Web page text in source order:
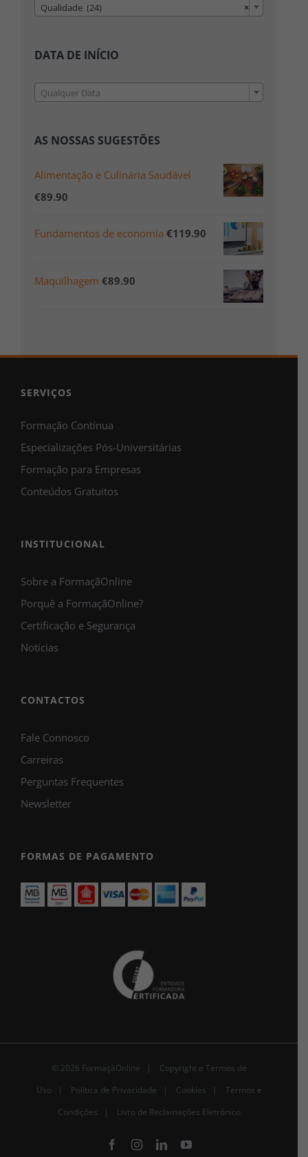
×
Qualidade (24)
DATA DE INÍCIO
Qualquer Data
AS NOSSAS SUGESTÕES
Alimentação e Culinária Saudável
€89.90
Fundamentos de economia €119.90
Maquilhagem €89.90
SERVIÇOS
Formação Contínua
Especializações Pós-Universitárias
Formação para Empresas
Conteúdos Gratuitos
INSTITUCIONAL
Sobre a FormaçãOnline
Porquê a FormaçãOnline?
Certificação e Segurança
Notícias
CONTACTOS
Fale Connosco
Carreiras
Perguntas Frequentes
Newsletter
FORMAS DE PAGAMENTO
© 2026 FormaçãOnline |
Copyright e Termos de
Uso | Política de Privacidade | Cookies |
Termos e
Condições |
Livro de Reclamações Eletrónico
FacebookInstagramLinkedInYouTube